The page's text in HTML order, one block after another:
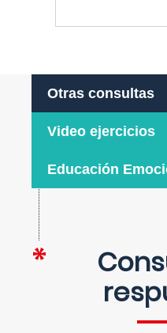
Otras consultas
Video ejercicios
Educación